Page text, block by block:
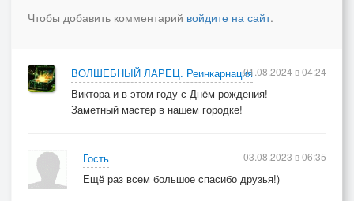
Чтобы добавить комментарий войдите на сайт.
ВОЛШЕБНЫЙ ЛАРЕЦ. Реинкарнация
Виктора и в этом году с Днëм рождения!
Заметный мастер в нашем городке!
01.08.2024 в 04:24
Гость
Ещё раз всем большое спасибо друзья!)
03.08.2023 в 06:35